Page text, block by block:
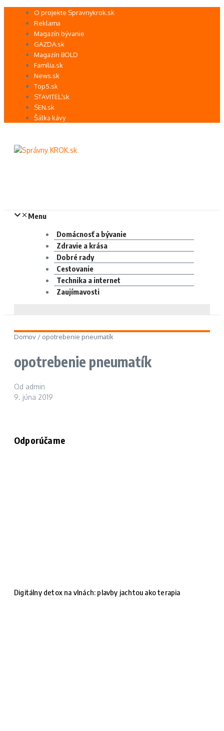
Preskočiť O projekte Spravnykrok.sk
Reklama
Magazín bývanie
GAZDA.sk
Magazín BOLD
Família.sk
News.sk
Top5.sk
STAVITEĽ.sk
SEN.sk
Šálka kávy
Menu
Domácnosť a bývanie
Zdravie a krása
Dobré rady
Cestovanie
Technika a internet
Zaujímavosti
Domov / opotrebenie pneumatík
opotrebenie pneumatík
Od admin
9. júna 2019
Odporúčame
Digitálny detox na vlnách: plavby jachtou ako terapia